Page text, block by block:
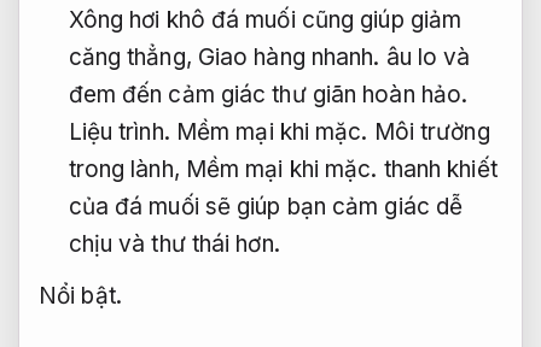
Xông hơi khô đá muối cũng giúp giảm
căng thẳng, Giao hàng nhanh. âu lo và
đem đến cảm giác thư giãn hoàn hảo.
Liệu trình. Mềm mại khi mặc. Môi trường
trong lành, Mềm mại khi mặc. thanh khiết
của đá muối sẽ giúp bạn cảm giác dễ
chịu và thư thái hơn.
Nổi bật.